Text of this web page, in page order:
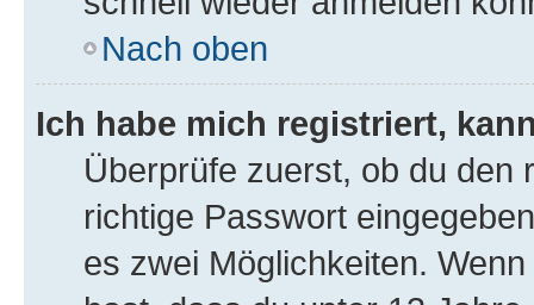
Nach oben
Ich habe mich registriert,
Überprüfe zuerst, ob du den
richtige Passwort
es zwei Möglichkeiten. Wenn